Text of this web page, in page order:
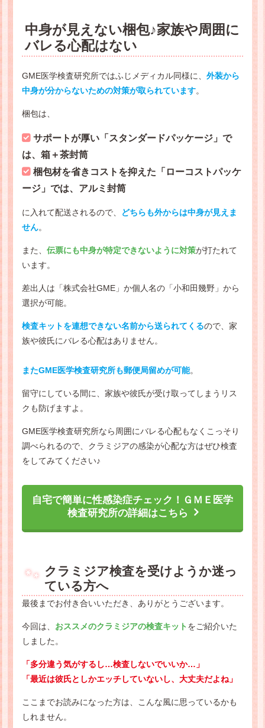
中身が見えない梱包♪家族や周囲に
バレる心配はない
GME医学検査研究所ではふじメディカル同様に、 外装から
中身が分からないための対策が取られています。
梱包は、
サポートが厚い「スタンダードパッケージ」で
は、箱＋茶封筒
梱包材を省きコストを抑えた「ローコストパッケ
ージ」では、アルミ封筒
に入れて配送されるので、
どちらも外からは中身が見えま
せん。
また、 伝票にも中身が特定できないように対策が打たれて
います。
差出人は「株式会社GME」か個人名の「小和田幾野」から
選択が可能。
検査キットを連想できない名前から送られてくるので、家
族や彼氏にバレる心配はありません。
またGME医学検査研究所も郵便局留めが可能。
留守にしている間に、家族や彼氏が受け取ってしまうリス
クも防げますよ。
GME医学検査研究所なら周囲にバレる心配もなくこっそり
調べられるので、クラミジアの感染が心配な方はぜひ検査
をしてみてください♪
自宅で簡単に性感染症チェック！ＧＭＥ医学
検査研究所の詳細はこちら
クラミジア検査を受けようか迷っ
ている方へ
最後までお付き合いいただき、ありがとうございます。
今回は、 おススメのクラミジアの検査キット をご紹介いた
しました。
「多分違う気がするし…検査しないでいいか…」
「最近は彼氏としかエッチしていないし、大丈夫だよね」
ここまでお読みになった方は、こんな風に思っているかも
しれません。